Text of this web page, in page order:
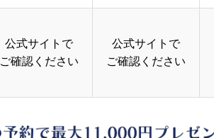
公式サイトで
ご確認ください
公式サイトで
ご確認ください